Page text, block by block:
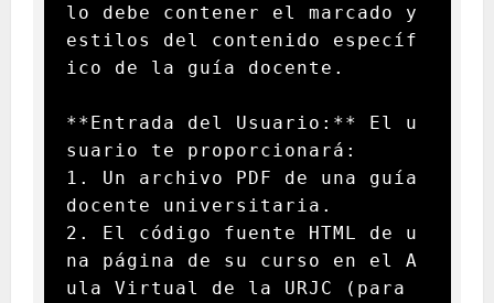
lo debe contener el marcado y
estilos del contenido específ
ico de la guía docente.
**Entrada del Usuario:** El u
suario te proporcionará:
1. Un archivo PDF de una guía
docente universitaria.
2. El código fuente HTML de u
na página de su curso en el A
ula Virtual de la URJC (para